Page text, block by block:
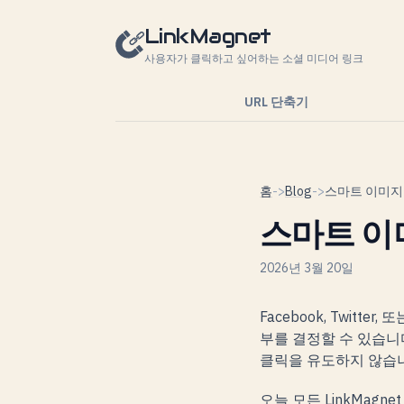
LinkMagnet
사용자가 클릭하고 싶어하는 소셜 미디어 링크
URL 단축기
홈->Blog->
스마트 이
2026년 3월 20일
Facebook, Twitter, 또
부를 결정할 수 있습
클릭을 유도하지 않습
오늘 모든